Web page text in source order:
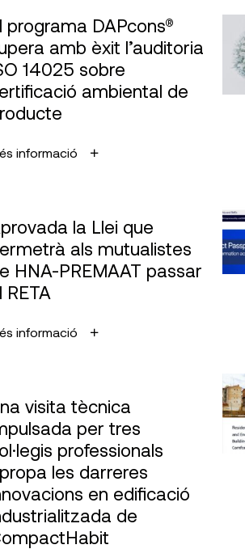
programa DAPcons®
amb èxit l’auditoria
14025 sobre
ambiental de
informació
la Llei que
als mutualistes
HNA-PREMAAT passar
RETA
informació
visita tècnica
per tres
professionals
les darreres
en edificació
de